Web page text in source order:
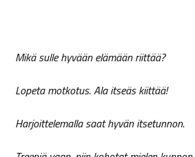
Mikä sulle hyvään elämään riittää?
Lopeta motkotus. Ala itseäs kiittää!
Harjoittelemalla saat hyvän itsetunnon.